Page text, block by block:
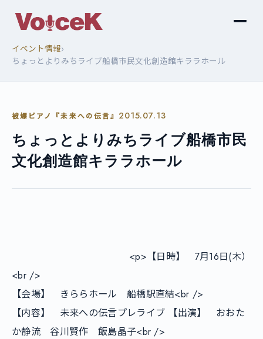
イベント情報›
ちょっとよりみちライブ船橋市民文化創造館キララホール
被爆ピアノ『未来への伝言』2015.07.13
ちょっとよりみちライブ船橋市民
文化創造館キララホール
<br />
【会場】　きららホール　船橋駅直結<br />
【内容】　未来への伝言プレライブ 【出演】　おおた
か静流　谷川賢作　飯島晶子<br />